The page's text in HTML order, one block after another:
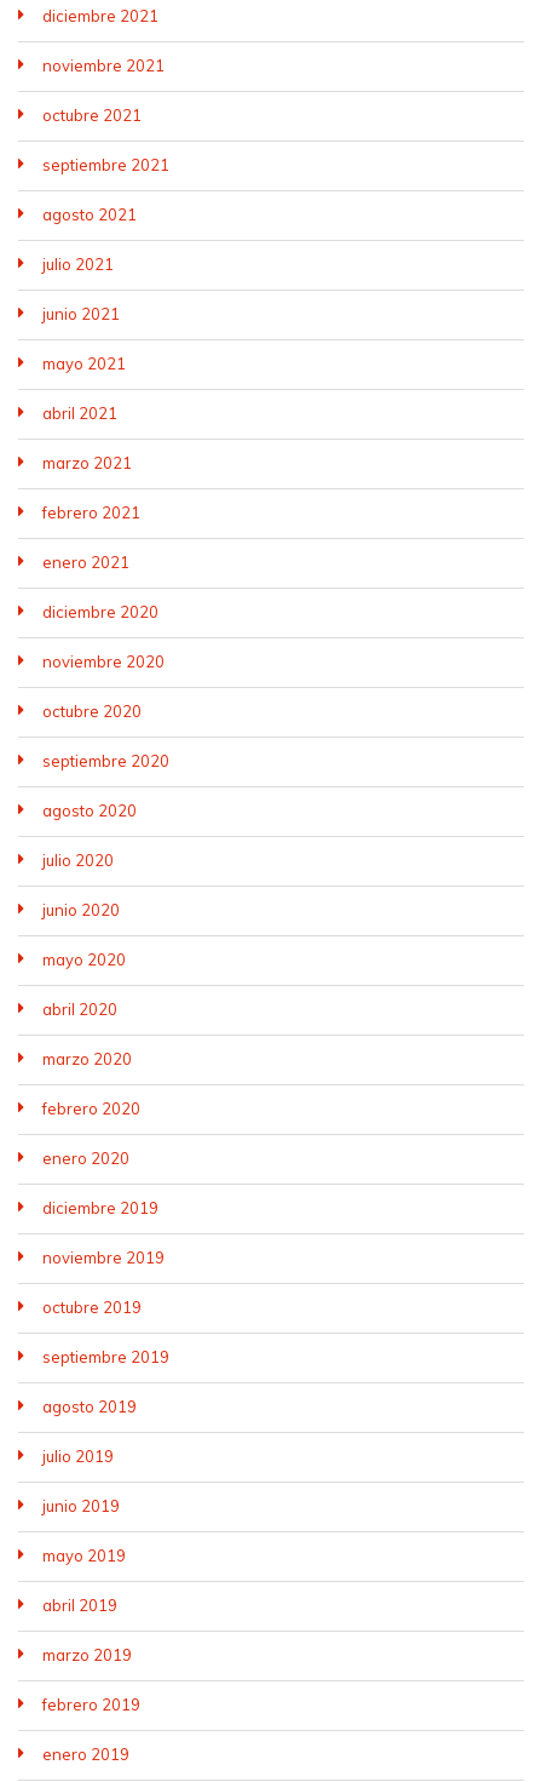
diciembre 2021
noviembre 2021
octubre 2021
septiembre 2021
agosto 2021
julio 2021
junio 2021
mayo 2021
abril 2021
marzo 2021
febrero 2021
enero 2021
diciembre 2020
noviembre 2020
octubre 2020
septiembre 2020
agosto 2020
julio 2020
junio 2020
mayo 2020
abril 2020
marzo 2020
febrero 2020
enero 2020
diciembre 2019
noviembre 2019
octubre 2019
septiembre 2019
agosto 2019
julio 2019
junio 2019
mayo 2019
abril 2019
marzo 2019
febrero 2019
enero 2019